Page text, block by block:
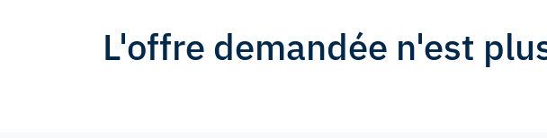
L'offre demandée n'est